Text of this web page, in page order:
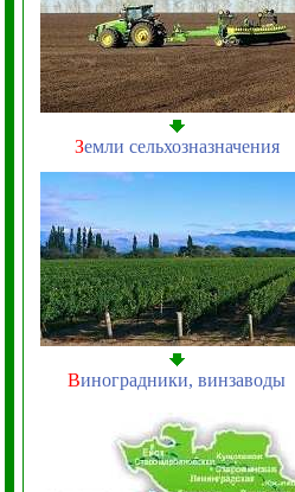
Земли сельхозназначения
Виноградники, винзаводы